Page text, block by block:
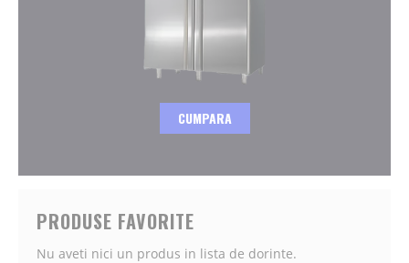
CUMPARA
PRODUSE FAVORITE
Nu aveti nici un produs in lista de dorinte.